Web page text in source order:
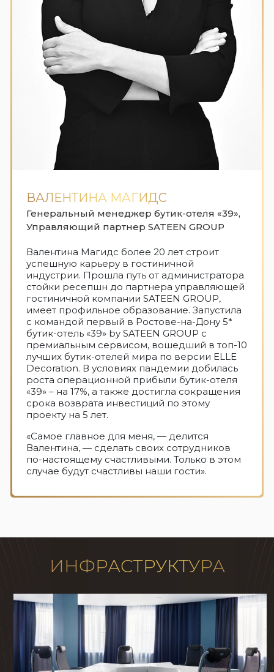
ВАЛЕНТИНА МАГИДС
Генеральный менеджер бутик-отеля «39»,
Управляющий партнер SATEEN GROUP
Валентина Магидс более 20 лет строит
успешную карьеру в гостиничной
индустрии. Прошла путь от администратора
стойки ресепшн до партнера управляющей
гостиничной компании SATEEN GROUP,
имеет профильное образование. Запустила
с командой первый в Ростове-на-Дону 5*
бутик-отель «39» by SATEEN GROUP с
премиальным сервисом, вошедший в топ-10
лучших бутик-отелей мира по версии ELLE
Decoration. В условиях пандемии добилась
роста операционной прибыли бутик-отеля
«39» – на 17%, а также достигла сокращения
срока возврата инвестиций по этому
проекту на 5 лет.
«Самое главное для меня, — делится
Валентина, — сделать своих сотрудников
по-настоящему счастливыми. Только в этом
случае будут счастливы наши гости».
ИНФРАСТРУКТУРА